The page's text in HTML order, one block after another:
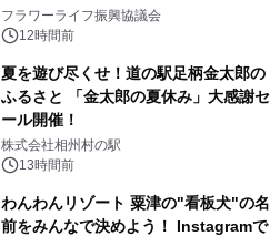
山・射水で開催
フラワーライフ振興協議会
12時間前
夏を遊び尽くせ！道の駅足柄金太郎の
ふるさと 「金太郎の夏休み」大感謝セ
ール開催！
株式会社相州村の駅
13時間前
わんわんリゾート 粟津の"看板犬"の名
前をみんなで決めよう！ Instagramで